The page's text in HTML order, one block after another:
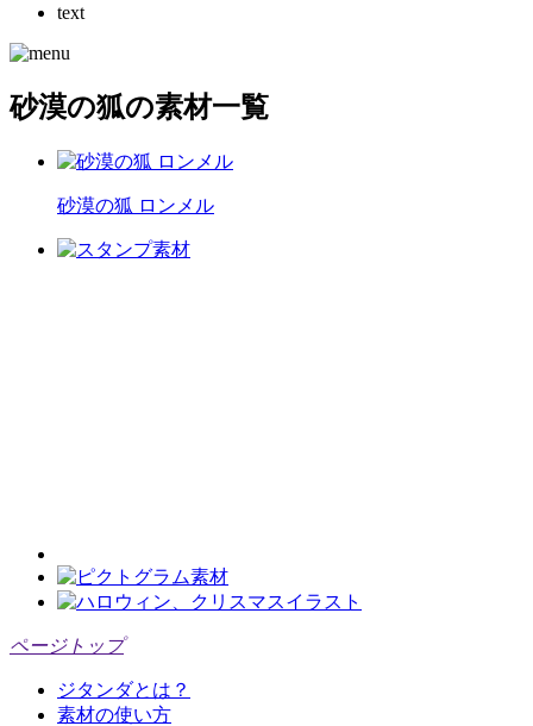
text
砂漠の狐の素材一覧
砂漠の狐 ロンメル
ページトップ
ジタンダとは？
素材の使い方